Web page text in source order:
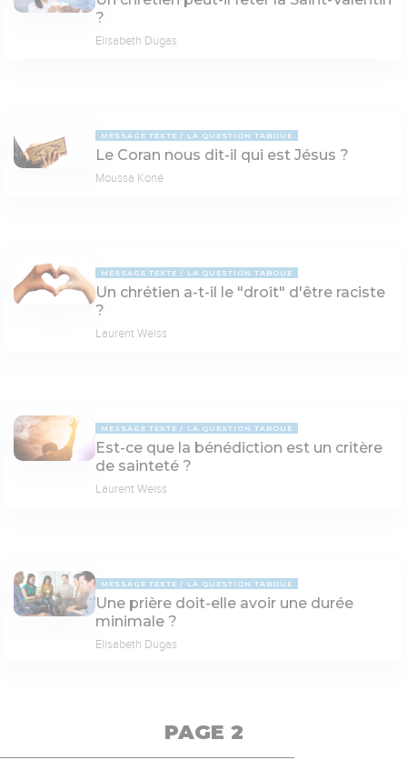
?
Elisabeth Dugas
MESSAGE TEXTE LA QUESTION TABOUE
Le Coran nous dit-il qui est Jésus ?
Moussa Koné
MESSAGE TEXTE LA QUESTION TABOUE
Un chrétien a-t-il le "droit" d'être raciste
?
Laurent Weiss
MESSAGE TEXTE LA QUESTION TABOUE
Est-ce que la bénédiction est un critère
de sainteté ?
Laurent Weiss
MESSAGE TEXTE LA QUESTION TABOUE
Une prière doit-elle avoir une durée
minimale ?
Elisabeth Dugas
PAGE 2